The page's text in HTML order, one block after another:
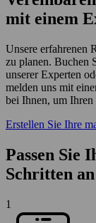
mit einem
Unsere erfahrenen
zu planen. Buchen
unserer Experten
melden uns mit
bei Ihnen, um Ihren
Erstellen Sie Ihre
Passen Sie
Schritten an
1